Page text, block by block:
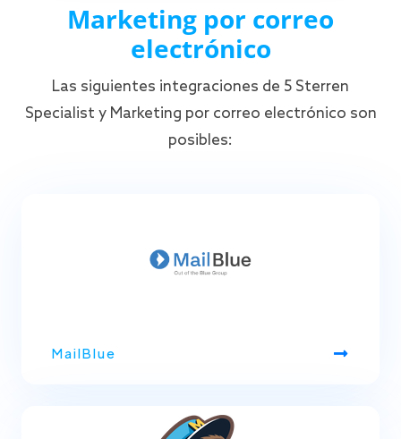
Marketing por correo
electrónico
Las siguientes integraciones de 5 Sterren
Specialist y Marketing por correo electrónico son
posibles:
MailBlue